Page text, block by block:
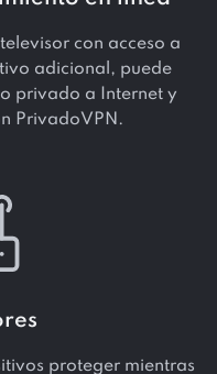
con acceso a
adicional, puede
privado a Internet y
PrivadoVPN.
proteger mientras